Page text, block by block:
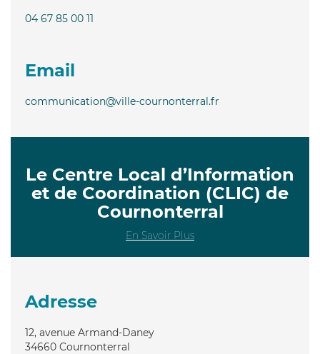
04 67 85 00 11
Email
communication@ville-cournonterral.fr
Le Centre Local d’Information
et de Coordination (CLIC) de
Cournonterral
En Savoir Plus
Adresse
12, avenue Armand-Daney
34660 Cournonterral